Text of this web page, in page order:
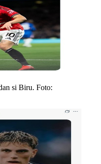
si Biru. Foto: